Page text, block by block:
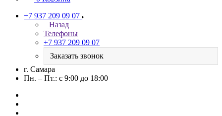
+7 937 209 09 07
Назад
Телефоны
+7 937 209 09 07
Заказать звонок
г. Самара
Пн. – Пт.: с 9:00 до 18:00